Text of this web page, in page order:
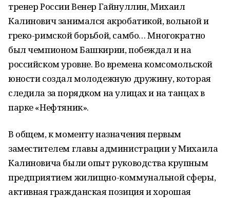
тренер России Венер Гайнуллин, Михаил
Калинович занимался акробатикой, вольной и
греко-римской борьбой, самбо… Многократно
был чемпионом Башкирии, побеждал и на
российском уровне. Во времена комсомольской
юности создал молодежную дружину, которая
следила за порядком на улицах и на танцах в
парке «Нефтяник».
В общем, к моменту назначения первым
заместителем главы администрации у Михаила
Калиновича были опыт руководства крупным
предприятием жилищно-коммунальной сферы,
активная гражданская позиция и хорошая